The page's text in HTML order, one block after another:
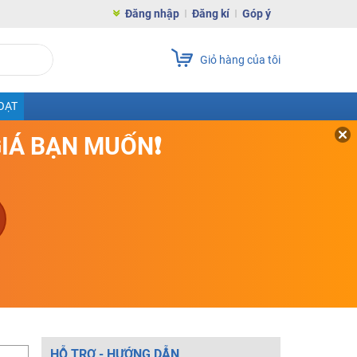
Đăng nhập Đăng kí Góp ý
Giỏ hàng của tôi
BẠN MUỐN❗